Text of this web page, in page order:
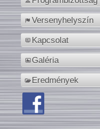
Versenyhelyszín
Kapcsolat
Galéria
Eredmények